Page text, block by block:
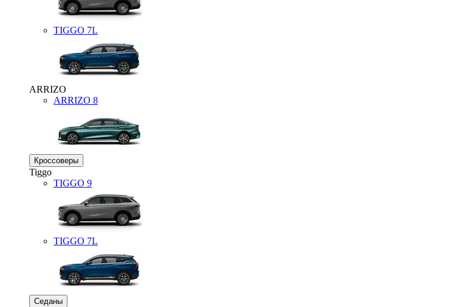
TIGGO 7L
ARRIZO
ARRIZO 8
Кроссоверы
Tiggo
TIGGO 9
TIGGO 7L
Седаны